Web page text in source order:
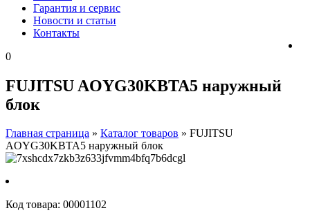
Гарантия и сервис
Новости и статьи
Контакты
0
FUJITSU AOYG30KBTA5 наружный
блок
Главная страница » Каталог товаров » FUJITSU
AOYG30KBTA5 наружный блок
Код товара: 00001102